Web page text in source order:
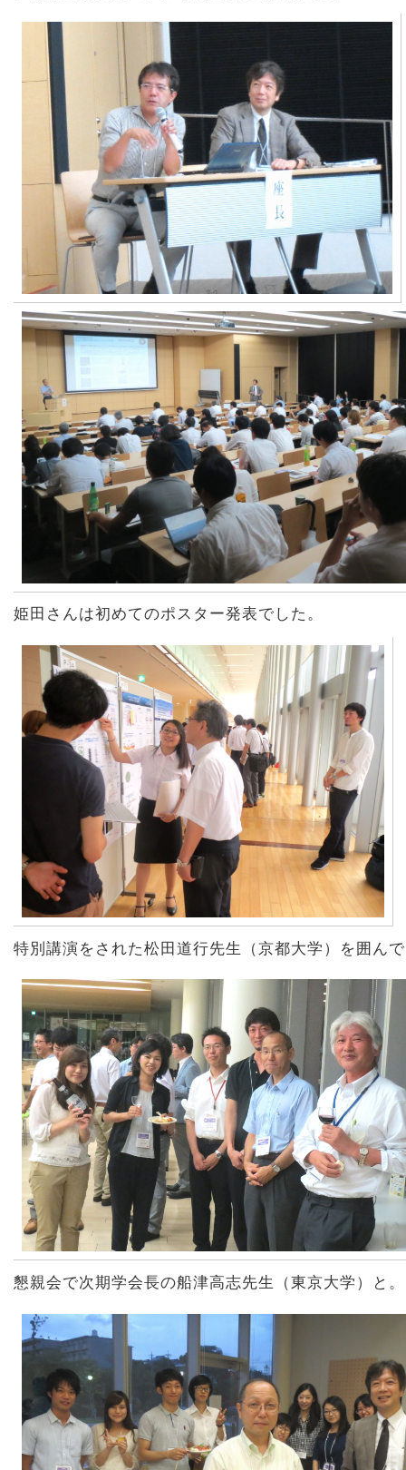
姫田さんは初めてのポスター発表でした。
特別講演をされた松田道行先生（京都大学）を囲ん
懇親会で次期学会長の船津高志先生（東京大学）と。